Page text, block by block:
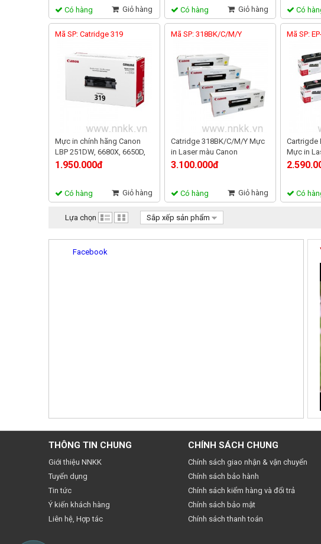
Có hàng Giỏ hàng Có hàng Giỏ hàng Có
Mã SP: Catridge 319
Mực in chính hãng Canon
LBP 251DW, 6680X, 6650D,
6300DN, 5870DN, 5980DW
1.950.000đ
Có hàng Giỏ hàng
Mã SP: 318BK/C/M/Y
Catridge 318BK/C/M/Y Mực
in Laser màu Canon
LBP7200cd, 7200cdn,
3.100.000đ
Có hàng Giỏ hàng
Mã SP:
Cartrigde
Mực in
2410
Có
Lựa chọn Sắp xếp sản phẩm
Facebook
THÔNG TIN CHUNG
Giới thiệu NNKK
Tuyển dụng
Tin tức
Ý kiến khách hàng
Liên hệ, Hợp tác
CHÍNH SÁCH CHUNG
Chính sách giao nhận & vận chuyển
Chính sách bảo hành
Chính sách kiểm hàng và đổi trả
Chính sách bảo mật
Chính sách thanh toán